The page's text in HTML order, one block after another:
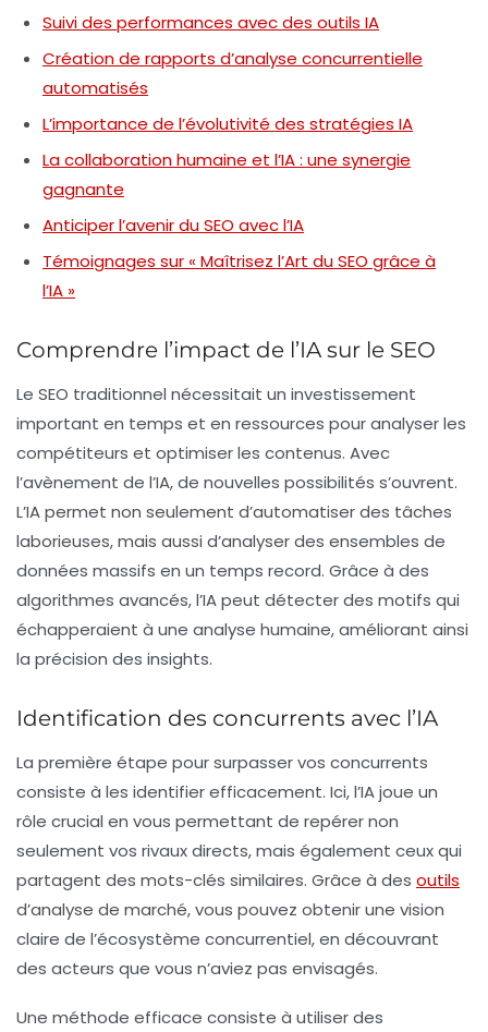
Suivi des performances avec des outils IA
Création de rapports d’analyse concurrentielle
automatisés
L’importance de l’évolutivité des stratégies IA
La collaboration humaine et l’IA : une synergie
gagnante
Anticiper l’avenir du SEO avec l’IA
Témoignages sur « Maîtrisez l’Art du SEO grâce à
l’IA »
Comprendre l’impact de l’IA sur le SEO
Le SEO traditionnel nécessitait un investissement
important en temps et en ressources pour analyser les
compétiteurs et optimiser les contenus. Avec
l’avènement de l’IA, de nouvelles possibilités s’ouvrent.
L’IA permet non seulement d’automatiser des tâches
laborieuses, mais aussi d’analyser des ensembles de
données massifs en un temps record. Grâce à des
algorithmes avancés, l’IA peut détecter des motifs qui
échapperaient à une analyse humaine, améliorant ainsi
la précision des insights.
Identification des concurrents avec l’IA
La première étape pour surpasser vos concurrents
consiste à les identifier efficacement. Ici, l’IA joue un
rôle crucial en vous permettant de repérer non
seulement vos rivaux directs, mais également ceux qui
partagent des mots-clés similaires. Grâce à des outils
d’analyse de marché, vous pouvez obtenir une vision
claire de l’écosystème concurrentiel, en découvrant
des acteurs que vous n’aviez pas envisagés.
Une méthode efficace consiste à utiliser des